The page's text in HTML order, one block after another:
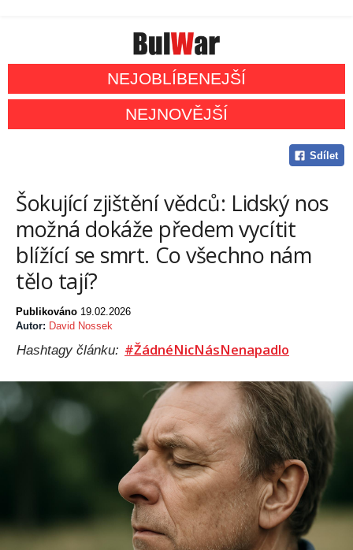
NEJOBLÍBENEJŠÍ
NEJNOVĚJŠÍ
Sdílet
Šokující zjištění vědců: Lidský nos
možná dokáže předem vycítit
blížící se smrt. Co všechno nám
tělo tají?
Publikováno 19.02.2026
Autor: David Nossek
Hashtagy článku: #ŽádnéNicNásNenapadlo